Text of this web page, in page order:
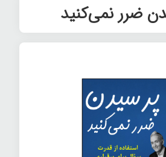
ضرر نمی‌کنید